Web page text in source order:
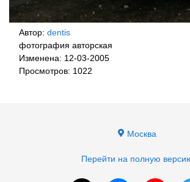
Автор: dentis
фотография авторская
Изменена: 12-03-2005
Просмотров: 1022
Москва
Перейти на полную